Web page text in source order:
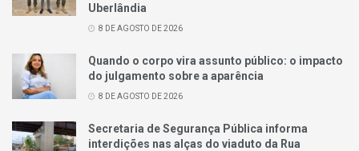
Uberlândia
8 DE AGOSTO DE 2026
Quando o corpo vira assunto público: o impacto
do julgamento sobre a aparência
8 DE AGOSTO DE 2026
Secretaria de Segurança Pública informa
interdições nas alças do viaduto da Rua